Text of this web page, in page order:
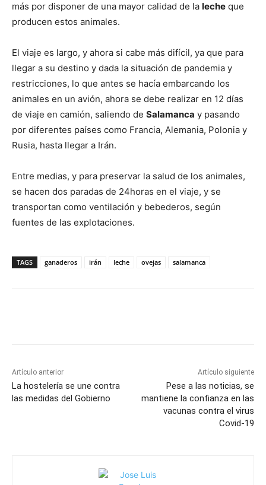
más por disponer de una mayor calidad de la leche que
producen estos animales.
El viaje es largo, y ahora si cabe más difícil, ya que para
llegar a su destino y dada la situación de pandemia y
restricciones, lo que antes se hacía embarcando los
animales en un avión, ahora se debe realizar en 12 días
de viaje en camión, saliendo de Salamanca y pasando
por diferentes países como Francia, Alemania, Polonia y
Rusia, hasta llegar a Irán.
Entre medias, y para preservar la salud de los animales,
se hacen dos paradas de 24horas en el viaje, y se
transportan como ventilación y bebederos, según
fuentes de las explotaciones.
TAGS ganaderos irán leche ovejas salamanca
Artículo anterior
La hostelería se une contra
las medidas del Gobierno
Artículo siguiente
Pese a las noticias, se
mantiene la confianza en las
vacunas contra el virus
Covid-19